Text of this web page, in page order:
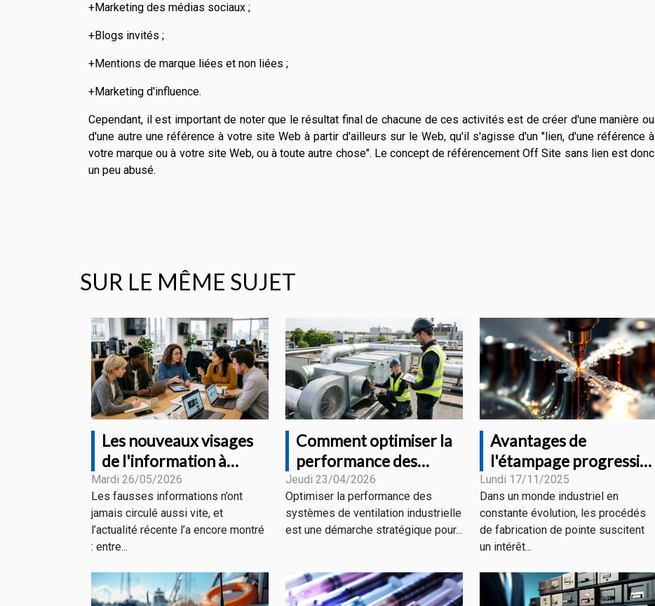
+Marketing des médias sociaux ;
+Blogs invités ;
+Mentions de marque liées et non liées ;
+Marketing d'influence.
Cependant, il est important de noter que le résultat final de chacune de ces activités est de créer d'une manière ou
d'une autre une référence à votre site Web à partir d'ailleurs sur le Web, qu'il s'agisse d'un "lien, d'une référence à
votre marque ou à votre site Web, ou à toute autre chose". Le concept de référencement Off Site sans lien est donc
un peu abusé.
SUR LE MÊME SUJET
Les nouveaux visages
de l'information à
l'heure des fake news
Mardi 26/05/2026
Les fausses informations n’ont
jamais circulé aussi vite, et
l’actualité récente l’a encore montré
: entre...
Comment optimiser la
performance des
systèmes de ventilation
industrielle ?
Jeudi 23/04/2026
Optimiser la performance des
systèmes de ventilation industrielle
est une démarche stratégique pour...
Avantages de
l'étampage progressif
pour divers secteurs
industriels
Lundi 17/11/2025
Dans un monde industriel en
constante évolution, les procédés
de fabrication de pointe suscitent
un intérêt...